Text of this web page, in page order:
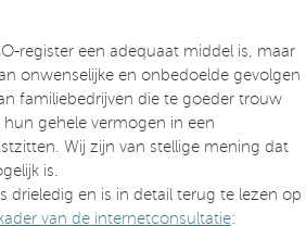
register een adequaat middel is, maar
onwenselijke en onbedoelde gevolgen
familiebedrijven die te goeder trouw
gehele vermogen in een
Wij zijn van stellige mening dat
is.
drieledig en is in detail terug te lezen op
van de internetconsultatie: